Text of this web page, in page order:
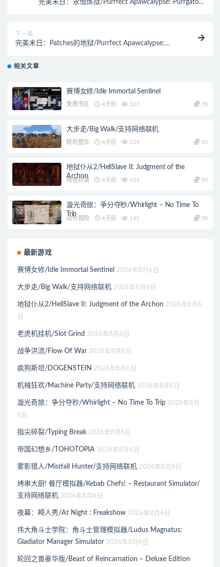
完美末日：永恒炼狱/Purrfect Apawcalypse: Purrgatory
下一篇
完美末日：Patches的地狱/Purrfect Apawcalypse:
相关文章
赛博女修/Idle Immortal Sentinel
免费专区 4天前 327 70
大步走/Big Walk/支持网络联机
联机整合 4天前 125 70
地狱仆从2/HellSlave II: Judgment of the
Archon
角色扮演 4天前 415 70
漩光奇旅：争分夺秒/Whirlight – No Time To
Trip
动作冒险 4天前 191 70
最新游戏
赛博女修/Idle Immortal Sentinel 2026年8月6日
大步走/Big Walk/支持网络联机 2026年8月6日
地狱仆从2/HellSlave II: Judgment of the Archon 2026年8月6
日
老虎机挂机/Slot Grind 2026年8月6日
战争洪流/Flow Of War 2026年8月6日
疯狗斯坦/DOGENSTEIN 2026年8月6日
机械狂欢/Machine Party/支持网络联机 2026年8月6日
漩光奇旅：争分夺秒/Whirlight – No Time To Trip 2026年8月
6日
指尖碎裂/Typing Break 2026年8月6日
帝国幻想乡/TOHOTOPIA 2026年8月6日
雾影猎人/Mistfall Hunter/支持网络联机 2026年8月6日
烤串大厨! 餐厅模拟器/Kebab Chefs! – Restaurant Simulator/
支持网络联机 2026年8月6日
夜幕：畸人秀/At Night : Freakshow 2026年8月6日
伟大角斗士学院：角斗士管理模拟器/Ludus Magnatus:
Gladiator Manager Simulator 2026年8月6日
轮回之兽豪华版/Beast of Reincarnation – Deluxe Edition